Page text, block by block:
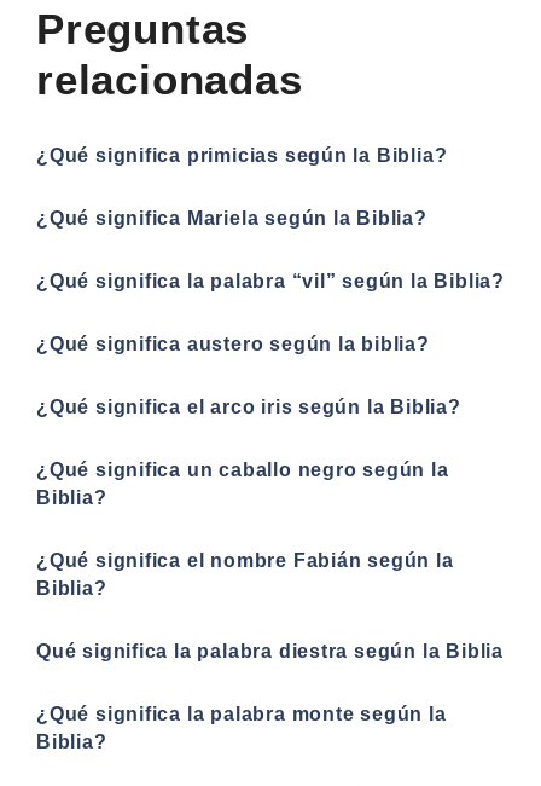
Preguntas
relacionadas
¿Qué significa primicias según la Biblia?
¿Qué significa Mariela según la Biblia?
¿Qué significa la palabra “vil” según la Biblia?
¿Qué significa austero según la biblia?
¿Qué significa el arco iris según la Biblia?
¿Qué significa un caballo negro según la
Biblia?
¿Qué significa el nombre Fabián según la
Biblia?
Qué significa la palabra diestra según la Biblia
¿Qué significa la palabra monte según la
Biblia?